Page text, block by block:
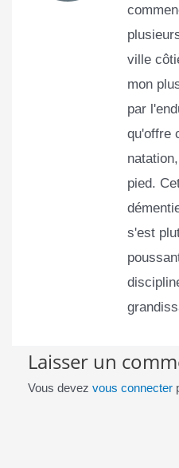
ville
mon
par
qu'offre
pied.
s'est
Laisser un
Vous devez vous connecter